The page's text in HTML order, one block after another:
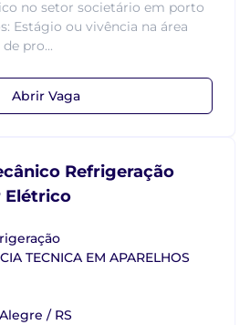
no setor societário em porto
Estágio ou vivência na área
pro...
Abrir Vaga
Refrigeração
Elétrico
TECNICA EM APARELHOS
/ RS